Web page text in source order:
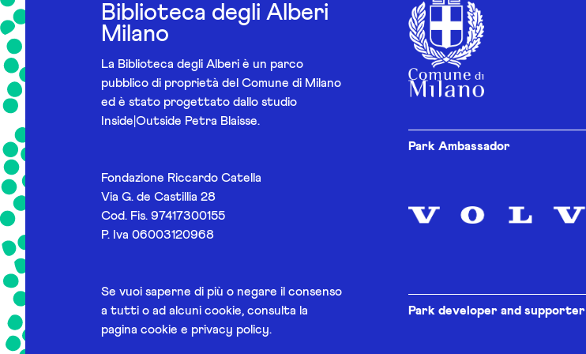
Biblioteca degli Alberi
Milano
La Biblioteca degli Alberi è un parco
pubblico di proprietà del Comune di Milano
ed è stato progettato dallo studio
Inside|Outside Petra Blaisse.
Fondazione Riccardo Catella
Via G. de Castillia 28
Cod. Fis. 97417300155
P. Iva 06003120968
Se vuoi saperne di più o negare il consenso
a tutti o ad alcuni cookie, consulta la
pagina cookie e privacy policy.
Park Ambassador
Park developer and supporter